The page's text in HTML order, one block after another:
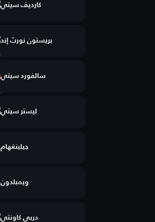
كارديف سيتي
بريستون نورث إند
سالفورد سيتي
ليستر سيتي
جيلينغهام
ويمبلدون
دربي كاونتي